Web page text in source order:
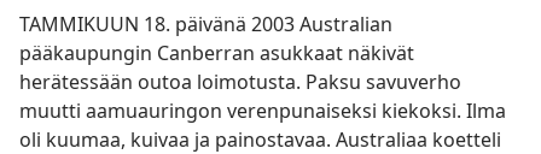
TAMMIKUUN 18. päivänä 2003 Australian
pääkaupungin Canberran asukkaat näkivät
herätessään outoa loimotusta. Paksu savuverho
muutti aamuauringon verenpunaiseksi kiekoksi. Ilma
oli kuumaa, kuivaa ja painostavaa. Australiaa koetteli